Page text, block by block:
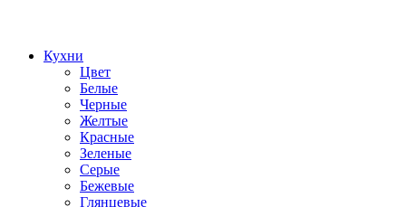
Кухни
Цвет
Белые
Черные
Желтые
Красные
Зеленые
Серые
Бежевые
Глянцевые